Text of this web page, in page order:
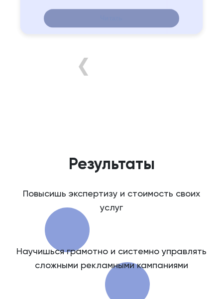
›
Результаты
Повысишь экспертизу и стоимость своих
услуг
Научишься грамотно и системно управлять
сложными рекламными кампаниями